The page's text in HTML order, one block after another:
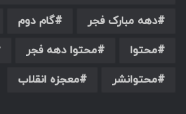
دهه مبارک فجر
گام دوم
محتوا
محتوا دهه فجر
محتوانشر
معجزه انقلاب